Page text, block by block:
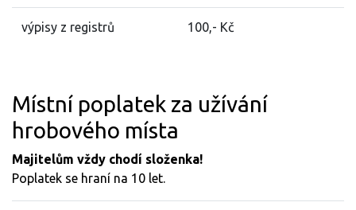
výpisy z registrů 100,- Kč
Místní poplatek za užívání
hrobového místa
Majitelům vždy chodí složenka!
Poplatek se hraní na 10 let.